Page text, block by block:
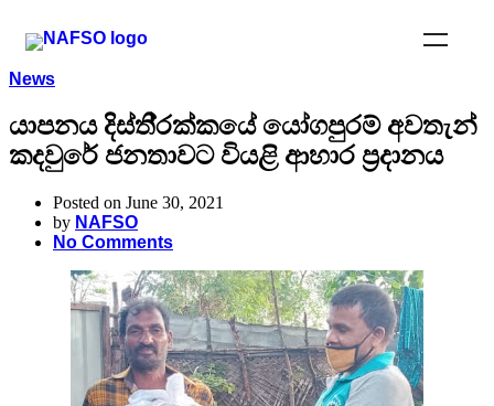
News
යාපනය දිස්ති්‍රක්කයේ යෝගපුරම් අවතැන්
කදවුරේ ජනතාවට වියළි ආහාර ප්‍රදානය
Posted on June 30, 2021
by NAFSO
No Comments